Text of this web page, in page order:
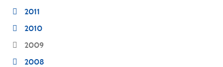
2011
2010
2009
2008